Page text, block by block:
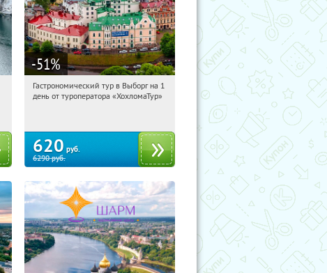
-51%
11:22:17 Купили:5
Гастрономический тур в Выборг на 1
день от туроператора «ХохломаТур»
620 руб.
6290руб.